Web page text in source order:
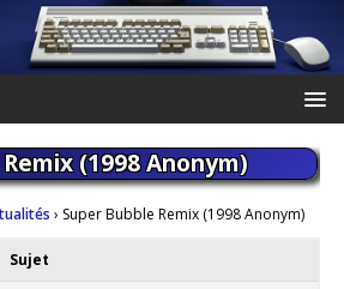
(1998 Anonym)
› Super Bubble Remix (1998 Anonym)
Sujet